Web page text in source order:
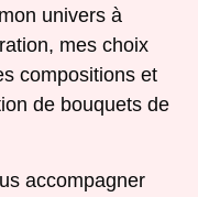
univers à
mes choix
compositions et
de bouquets de
accompagner